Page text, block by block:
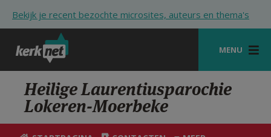
Bekijk je recent bezochte microsites, auteurs en thema's
MENU
STARTPAGINA
KERK
Heilige Laurentiusparochie
Lokeren-Moerbeke